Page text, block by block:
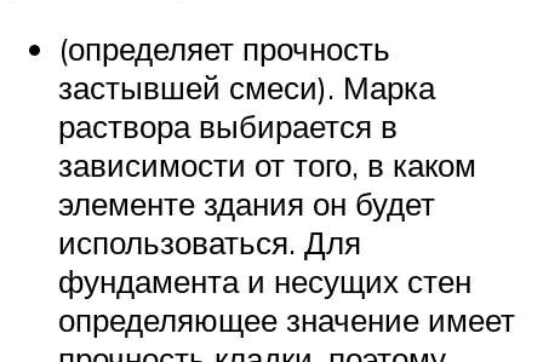
(определяет прочность
застывшей смеси). Марка
раствора выбирается в
зависимости от того, в каком
элементе здания он будет
использоваться. Для
фундамента и несущих стен
определяющее значение имеет